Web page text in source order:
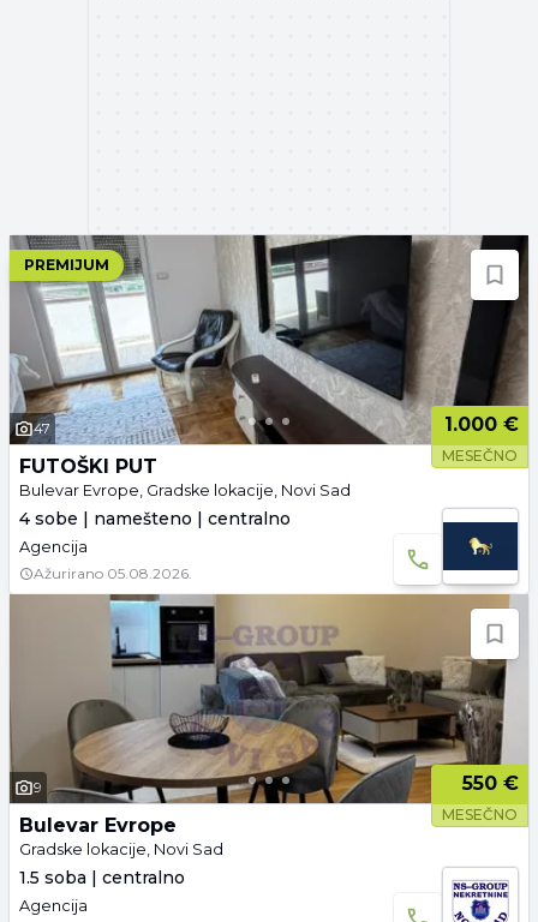
PREMIJUM
47 1.000 €
MESEČNO
FUTOŠKI PUT
Bulevar Evrope, Gradske lokacije, Novi Sad
4 sobe | namešteno | centralno
Agencija
Ažurirano 05.08.2026.
9 550 €
MESEČNO
Bulevar Evrope
Gradske lokacije, Novi Sad
1.5 soba | centralno
Agencija